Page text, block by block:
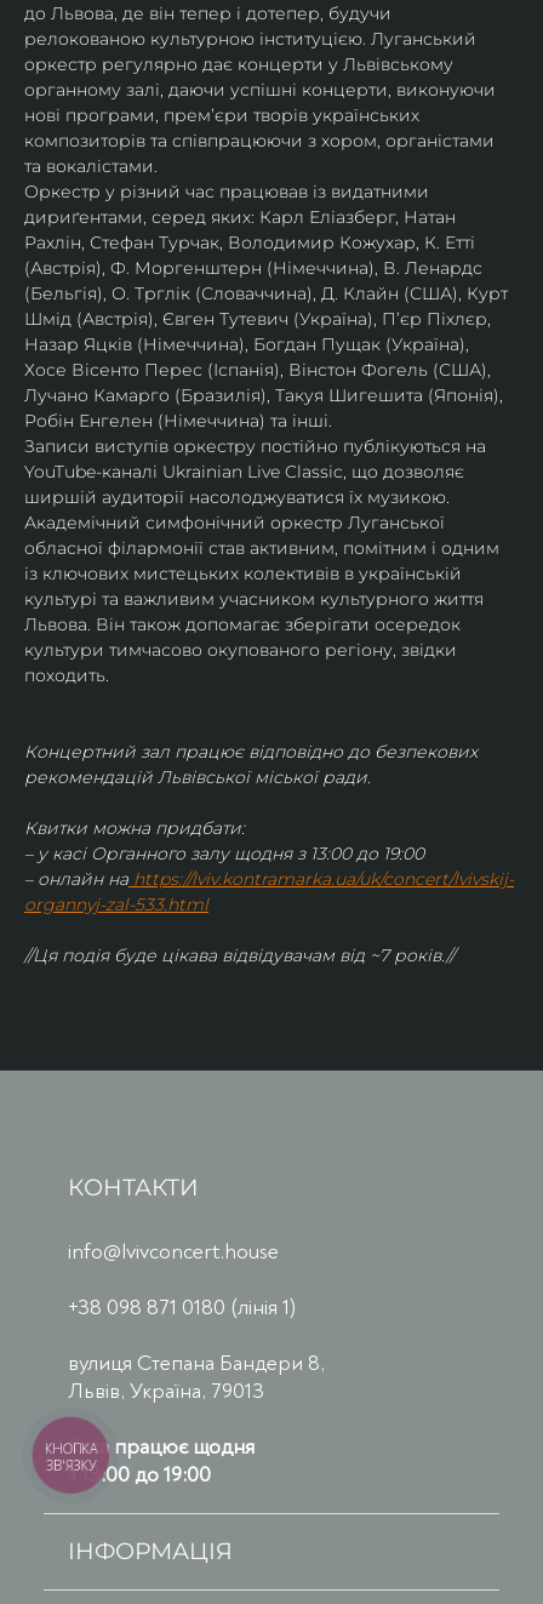
до Львова, де він тепер і дотепер, будучи
релокованою культурною інституцією. Луганський
оркестр регулярно дає концерти у Львівському
органному залі, даючи успішні концерти, виконуючи
нові програми, прем’єри творів українських
композиторів та співпрацюючи з хором, органістами
та вокалістами.
Оркестр у різний час працював із видатними
дириґентами, серед яких: Карл Еліазберг, Натан
Рахлін, Стефан Турчак, Володимир Кожухар, К. Етті
(Австрія), Ф. Моргенштерн (Німеччина), В. Ленардс
(Бельгія), О. Трглік (Словаччина), Д. Клайн (США), Курт
Шмід (Австрія), Євген Тутевич (Україна), П’єр Піхлєр,
Назар Яцків (Німеччина), Богдан Пущак (Україна),
Хосе Вісенто Перес (Іспанія), Вінстон Фогель (США),
Лучано Камарго (Бразилія), Такуя Шигешита (Японія),
Робін Енгелен (Німеччина) та інші.
Записи виступів оркестру постійно публікуються на
YouTube-каналі Ukrainian Live Classic, що дозволяє
ширшій аудиторії насолоджуватися їх музикою​.
Академічний симфонічний оркестр Луганської
обласної філармонії став активним, помітним і одним
із ключових мистецьких колективів в українській
культурі та важливим учасником культурного життя
Львова. Він також допомагає зберігати осередок
культури тимчасово окупованого регіону, звідки
походить.
Концертний зал працює відповідно до безпекових
рекомендацій Львівської міської ради.
Квитки можна придбати:
– у касі Органного залу щодня з 13:00 до 19:00
– онлайн на https://lviv.kontramarka.ua/uk/concert/lvivskij-
organnyj-zal-533.html
//Ця подія буде цікава відвідувачам від ~7 років.//
КОНТАКТИ
info@lvivconcert.house
+38 098 871 0180 (лінія 1)
вулиця Степана Бандери 8,
Львів, Україна, 79013
Каса працює щодня
з 13:00 до 19:00
ІНФОРМАЦІЯ
КНОПКА
ЗВ'ЯЗКУ